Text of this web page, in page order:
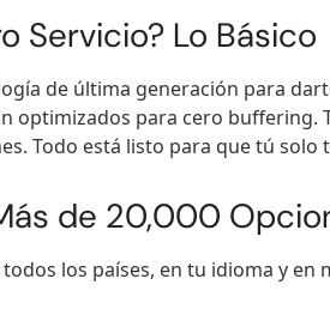
Servicio? Lo Básico
de última generación para
optimizados para cero buffering.
Todo está listo para que tú solo
de 20,000
los países, en tu idioma y en